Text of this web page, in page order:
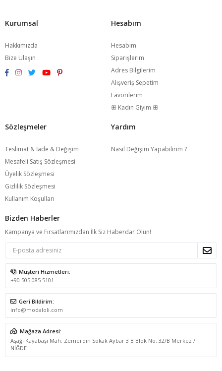
Kurumsal
Hakkımızda
Bize Ulaşın
Hesabım
Hesabım
Siparişlerim
Adres Bilgilerim
Alışveriş Sepetim
Favorilerim
ꕥ Kadın Giyim ꕥ
Sözleşmeler
Teslimat & İade & Değişim
Mesafeli Satış Sözleşmesi
Üyelik Sözleşmesi
Gizlilik Sözleşmesi
Kullanım Koşulları
Yardım
Nasıl Değişim Yapabilirim ?
Bizden Haberler
Kampanya ve Fırsatlarımızdan İlk Siz Haberdar Olun!
Müşteri Hizmetleri:
+90 505 085 5101
Geri Bildirim:
info@modaloli.com
Mağaza Adresi:
Aşağı Kayabaşı Mah. Zemerdin Sokak Aybar 3 B Blok No: 32/B Merkez /
NİĞDE